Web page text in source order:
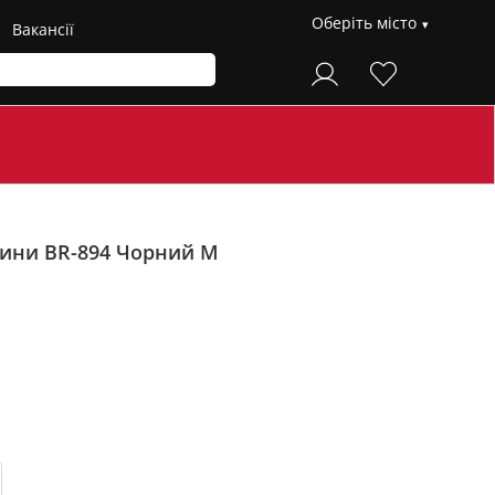
Вакансії Оберіть місто
BR-894 Чорний M